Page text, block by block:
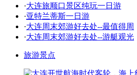
·大连旅顺口景区纯玩一日游
·亚特兰蒂斯一日游
·大连周末郊游好去处--最值得周
·大连周末郊游好去处--游艇观光
旅游景点